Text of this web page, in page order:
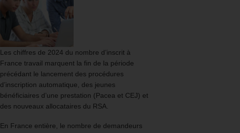
Les chiffres de 2024 du nombre d’inscrit à
France travail marquent la fin de la période
précédant le lancement des procédures
d’inscription automatique, des jeunes
bénéficiaires d’une prestation (Pacea et CEJ) et
des nouveaux allocataires du RSA.
En France entière, le nombre de demandeurs